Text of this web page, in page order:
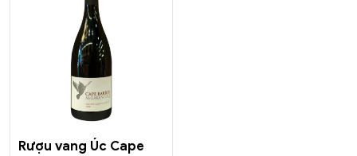
Rượu vang Úc Cape